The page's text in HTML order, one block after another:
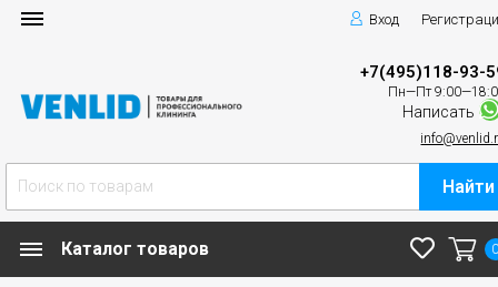
Вход
+7(495)118-93-
Пн—Пт
Написать
Найти
Каталог товаров